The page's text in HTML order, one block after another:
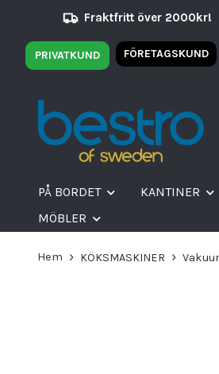
Fraktfritt över 2000kr!
PRIVATKUND FÖRETAGSKUND
PÅ BORDET KANTINER
MÖBLER
Hem KÖKSMASKINER